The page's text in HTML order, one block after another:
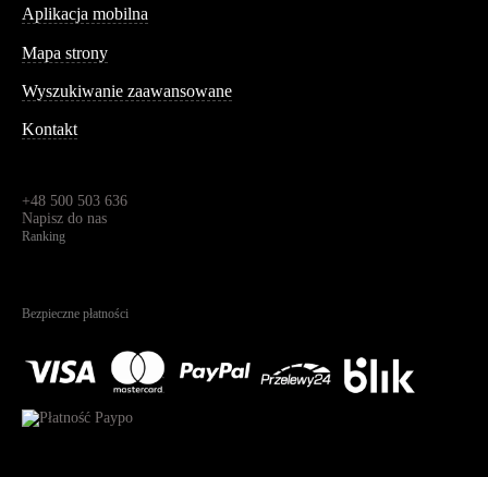
Aplikacja mobilna
Mapa strony
Wyszukiwanie zaawansowane
Kontakt
+48 500 503 636
Napisz do nas
Ranking
Bezpieczne płatności